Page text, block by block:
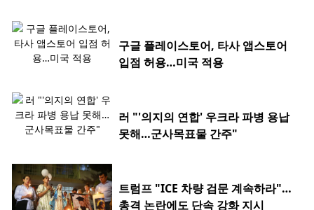
구글 플레이스토어, 타사 앱스토어
입점 허용…미국 적용
러 "'의지의 연합' 우크라 파병 용납
못해…군사목표물 간주"
트럼프 "ICE 차량 검문 계속하라"…
총격 논란에도 단속 강화 지시